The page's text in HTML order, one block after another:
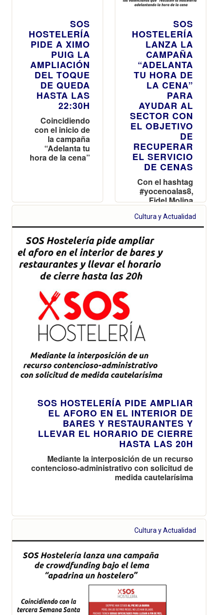
SOS
HOSTELERÍA
PIDE A XIMO
PUIG LA
AMPLIACIÓN
DEL TOQUE
DE QUEDA
HASTA LAS
22:30H
Coincidiendo
con el inicio de
la campaña
“Adelanta tu
hora de la cena”
SOS
HOSTELERÍA
LANZA LA
CAMPAÑA
“ADELANTA
TU HORA DE
LA CENA”
PARA
AYUDAR AL
SECTOR CON
EL OBJETIVO
DE
RECUPERAR
EL SERVICIO
DE CENAS
Con el hashtag
#yocenoalas8,
Fidel Molina
valencianos
que “rescaten la
hostelería”
adelantando la
hora de la cena
Cultura y Actualidad
SOS HOSTELERÍA PIDE AMPLIAR
EL AFORO EN EL INTERIOR DE
BARES Y RESTAURANTES Y
LLEVAR EL HORARIO DE CIERRE
HASTA LAS 20H
Mediante la interposición de un recurso
contencioso-administrativo con solicitud de
medida cautelarísima
Cultura y Actualidad